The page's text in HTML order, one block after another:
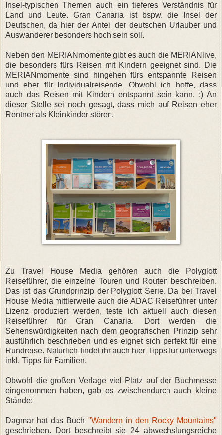
Insel-typischen Themen auch ein tieferes Verständnis für
Land und Leute. Gran Canaria ist bspw. die Insel der
Deutschen, da hier der Anteil der deutschen Urlauber und
Auswanderer besonders hoch sein soll.
Neben den MERIANmomente gibt es auch die MERIANlive,
die besonders fürs Reisen mit Kindern geeignet sind. Die
MERIANmomente sind hingehen fürs entspannte Reisen
und eher für Individualreisende. Obwohl ich hoffe, dass
auch das Reisen mit Kindern entspannt sein kann. ;) An
dieser Stelle sei noch gesagt, dass mich auf Reisen eher
Rentner als Kleinkinder stören.
Zu Travel House Media gehören auch die Polyglott
Reiseführer, die einzelne Touren und Routen beschreiben.
Das ist das Grundprinzip der Polyglott Serie. Da bei Travel
House Media mittlerweile auch die ADAC Reiseführer unter
Lizenz produziert werden, teste ich aktuell auch diesen
Reiseführer für Gran Canaria. Dort werden die
Sehenswürdigkeiten nach dem geografischen Prinzip sehr
ausführlich beschrieben und es eignet sich perfekt für eine
Rundreise. Natürlich findet ihr auch hier Tipps für unterwegs
inkl. Tipps für Familien.
Obwohl die großen Verlage viel Platz auf der Buchmesse
eingenommen haben, gab es zwischendurch auch kleine
Stände:
Dagmar hat das Buch "Wandern in den Rocky Mountains"
geschrieben. Dort beschreibt sie 24 abwechslungsreiche